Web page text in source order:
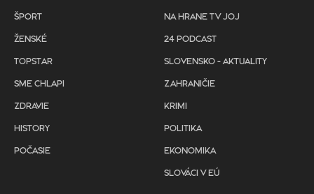
ŠPORT
ŽENSKÉ
TOPSTAR
SME CHLAPI
ZDRAVIE
HISTORY
POČASIE
NA HRANE TV JOJ
24 PODCAST
SLOVENSKO - AKTUALITY
ZAHRANIČIE
KRIMI
POLITIKA
EKONOMIKA
SLOVÁCI V EÚ